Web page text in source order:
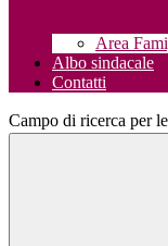
Area
Albo sindacale
Contatti
Campo di ricerca per